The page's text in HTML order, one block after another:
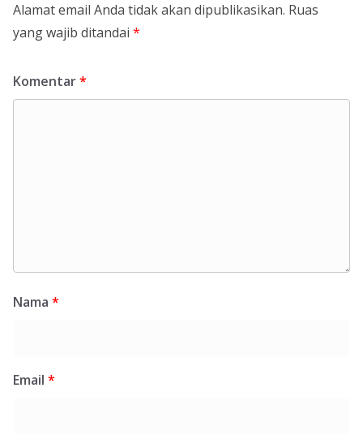
Alamat email Anda tidak akan dipublikasikan. Ruas
yang wajib ditandai *
Komentar*
Nama *
Email *